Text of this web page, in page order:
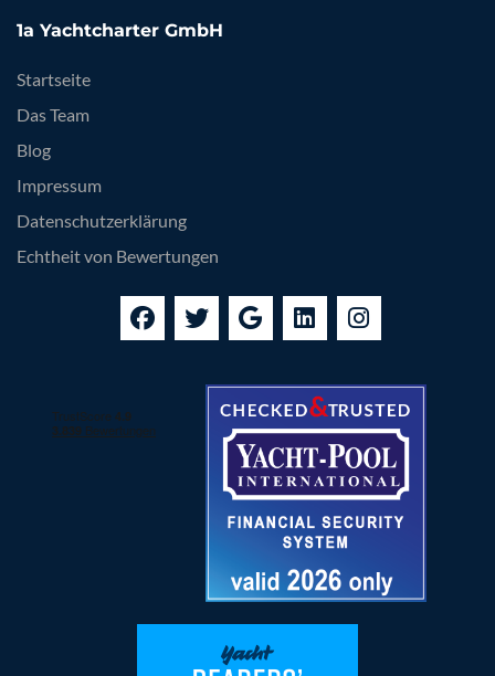
1a Yachtcharter GmbH
Startseite
Das Team
Blog
Impressum
Datenschutzerklärung
Echtheit von Bewertungen